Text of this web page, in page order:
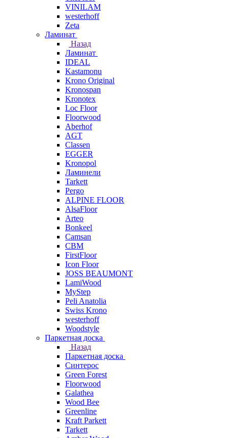
VINILAM
westerhoff
Zeta
Ламинат
Назад
Ламинат
IDEAL
Kastamonu
Krono Original
Kronospan
Kronotex
Loc Floor
Floorwood
Aberhof
AGT
Classen
EGGER
Kronopol
Ламинели
Tarkett
Pergo
ALPINE FLOOR
AlsaFloor
Arteo
Bonkeel
Camsan
CBM
FirstFloor
Icon Floor
JOSS BEAUMONT
LamiWood
MyStep
Peli Anatolia
Swiss Krono
westerhoff
Woodstyle
Паркетная доска
Назад
Паркетная доска
Синтерос
Green Forest
Floorwood
Galathea
Wood Bee
Greenline
Kraft Parkett
Tarkett